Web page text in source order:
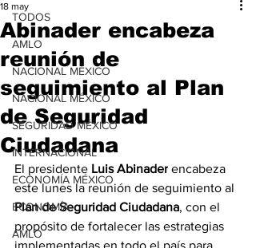
TODOS
AMLO
NACIONAL MÉXICO
NACIONAL MÉXICO
SEGURIDAD MÉXICO
INTERNACIONAL
ECONOMÍA MÉXICO
ECONOMÍA
AMLO
Abinader encabeza
reunión de
seguimiento al Plan
de Seguridad
Ciudadana
18 may
El presidente Luis Abinader encabeza
este lunes la reunión de seguimiento al
Plan de Seguridad Ciudadana, con el
propósito de fortalecer las estrategias
implementadas en todo el país para